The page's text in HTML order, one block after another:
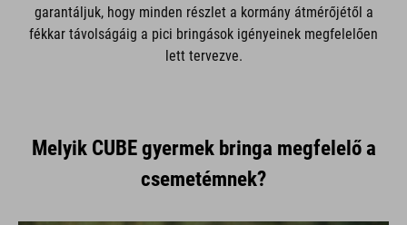
garantáljuk, hogy minden részlet a kormány átmérőjétől a
fékkar távolságáig a pici bringások igényeinek megfelelően
lett tervezve.
Melyik CUBE gyermek bringa megfelelő a
csemetémnek?